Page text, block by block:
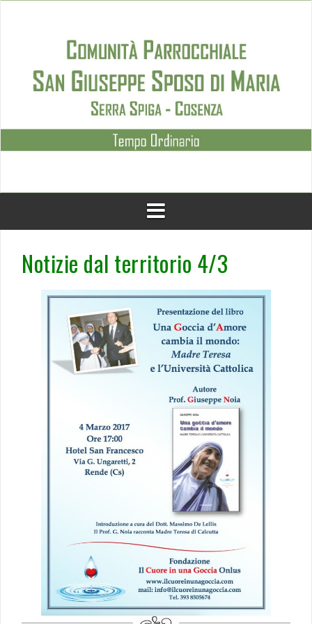
Notizie dal territorio 4/3